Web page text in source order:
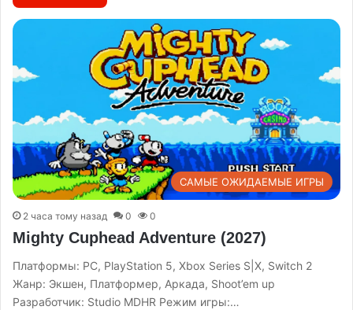
САМЫЕ ОЖИДАЕМЫЕ ИГРЫ
2 часа тому назад 0 0
Mighty Cuphead Adventure (2027)
Платформы: PC, PlayStation 5, Xbox Series S|X, Switch 2
Жанр: Экшен, Платформер, Аркада, Shoot’em up
Разработчик: Studio MDHR Режим игры:…